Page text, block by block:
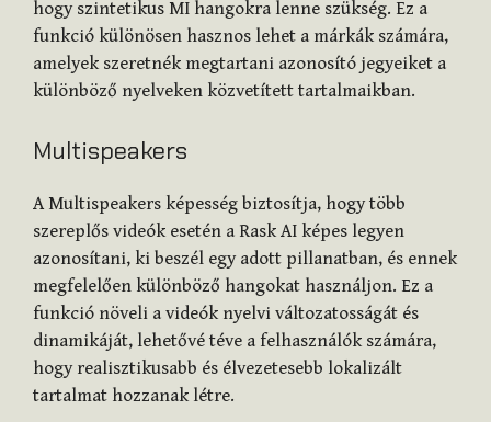
hogy szintetikus MI hangokra lenne szükség. Ez a
funkció különösen hasznos lehet a márkák számára,
amelyek szeretnék megtartani azonosító jegyeiket a
különböző nyelveken közvetített tartalmaikban​​.
Multispeakers
A Multispeakers képesség biztosítja, hogy több
szereplős videók esetén a Rask AI képes legyen
azonosítani, ki beszél egy adott pillanatban, és ennek
megfelelően különböző hangokat használjon. Ez a
funkció növeli a videók nyelvi változatosságát és
dinamikáját, lehetővé téve a felhasználók számára,
hogy realisztikusabb és élvezetesebb lokalizált
tartalmat hozzanak létre​​.